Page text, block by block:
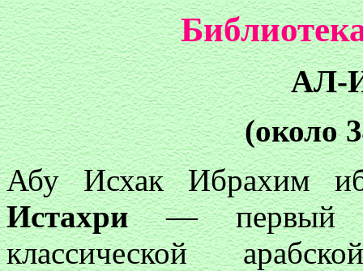
АЛ-
(около
Абу Исхак Ибрахим
Истахри— первый
классической